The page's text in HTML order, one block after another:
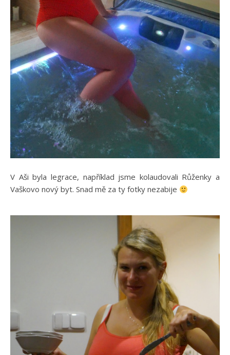
V Aši byla legrace, například jsme kolaudovali Růženky a
Vaškovo nový byt. Snad mě za ty fotky nezabije